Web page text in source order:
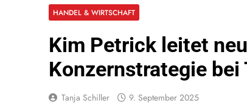
HANDEL & WIRTSCHAFT
Kim Petrick leitet
Konzernstrategie bei
Tanja Schiller 9. September 2025